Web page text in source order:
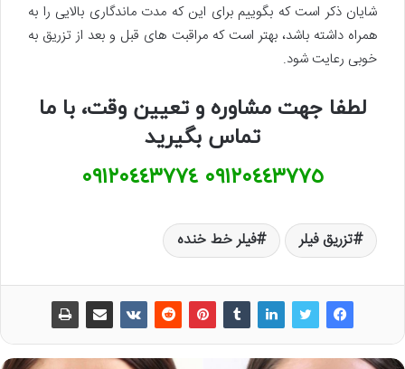
شایان ذکر است که بگوییم برای این که مدت ماندگاری بالایی را به
همراه داشته باشد، بهتر است که مراقبت های قبل و بعد از تزریق به
خوبی رعایت شود.
لطفا جهت مشاوره و تعیین وقت، با ما
تماس بگیرید
٠٩١٢٠٤٤٣٧٧٤ ٠٩١٢٠٤٤٣٧٧٥
تزریق فیلر فیلر خط خنده